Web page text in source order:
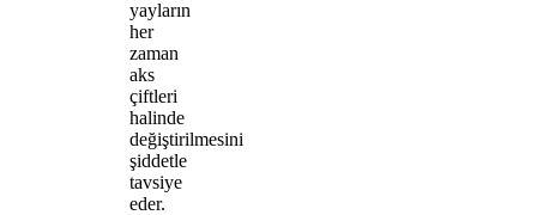
yayların
her
zaman
aks
çiftleri
halinde
değiştirilmesini
şiddetle
tavsiye
eder.